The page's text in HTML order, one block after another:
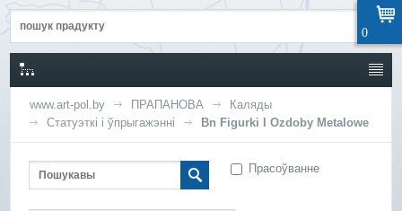
www.art-pol.by ПРАПАНОВА
Каляды
Статуэткі і ўпрыгажэнні
Bn Figurki I Ozdoby Metalowe
Прасоўванне
0